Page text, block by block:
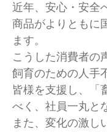
近年、安心・安全
商品がよりともに
ます。
こうした消費者の
飼育のための人手
皆様を支援し、「
べく、社員一丸と
また、変化の激し